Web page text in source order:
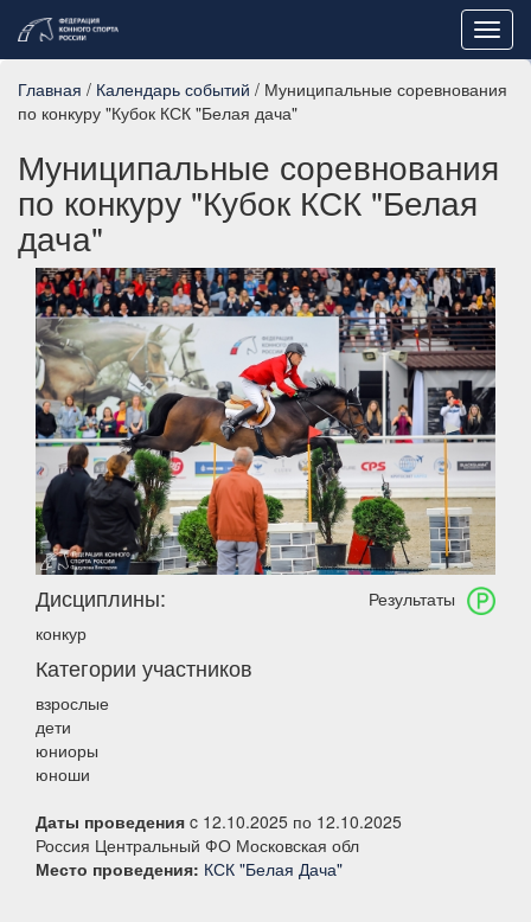
Главная / Календарь событий / Муниципальные соревнования
по конкуру "Кубок КСК "Белая дача"
Муниципальные соревнования
по конкуру "Кубок КСК "Белая
дача"
Результаты
Дисциплины:
конкур
Категории участников
взрослые
дети
юниоры
юноши
Даты проведения c 12.10.2025 по 12.10.2025
Россия Центральный ФО Московская обл
Место проведения: КСК "Белая Дача"